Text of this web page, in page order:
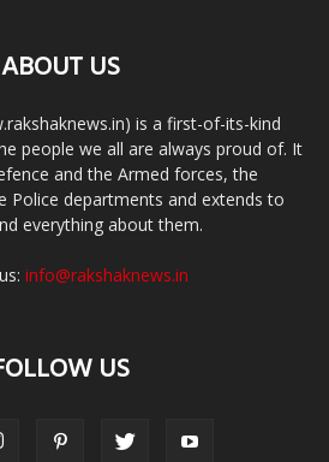
ABOUT US
is a first-of-its-kind
people we all are always proud of. It
and the Armed forces, the
Police departments and extends to
everything about them.
info@rakshaknews.in
US